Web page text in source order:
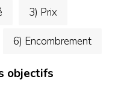
3) Prix
6) Encombrement
objectifs